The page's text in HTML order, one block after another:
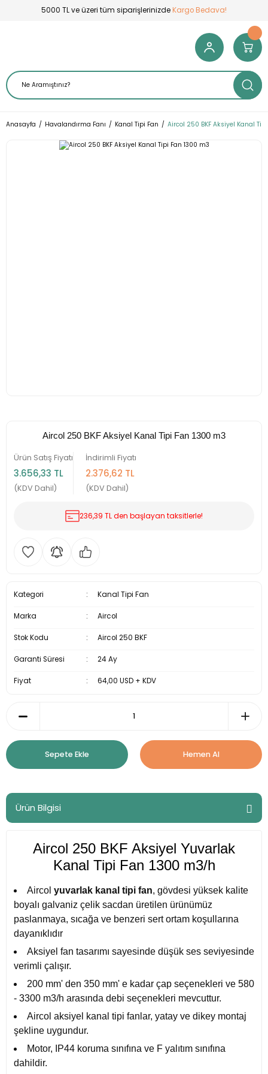
5000 TL ve üzeri tüm siparişlerinizde Kargo Bedava!
Anasayfa Havalandırma Fanı Kanal Tipi Fan Aircol 250 BKF Aksiyel Kanal
Aircol 250 BKF Aksiyel Kanal Tipi Fan 1300 m3
İndirimli Fiyatı
2.376,62 TL
(KDV Dahil)
Ürün Satış Fiyatı
3.656,33 TL
(KDV Dahil)
236,39 TL den başlayan taksitlerle!
Kategori Kanal Tipi Fan
Marka Aircol
Stok Kodu Aircol 250 BKF
Garanti Süresi 24 Ay
Fiyat 64,00 USD + KDV
Sepete Ekle Hemen Al
Ürün Bilgisi
Aircol 250 BKF Aksiyel Yuvarlak
Kanal Tipi Fan 1300 m3/h
Aircol yuvarlak kanal tipi fan, gövdesi yüksek kalite
boyalı galvaniz çelik sacdan üretilen ürünümüz
paslanmaya, sıcağa ve benzeri sert ortam koşullarına
dayanıklıdır
Aksiyel fan tasarımı sayesinde düşük ses seviyesinde
verimli çalışır.
200 mm' den 350 mm' e kadar çap seçenekleri ve 580
- 3300 m3/h arasında debi seçenekleri mevcuttur.
Aircol aksiyel kanal tipi fanlar, yatay ve dikey montaj
şekline uygundur.
Motor, IP44 koruma sınıfına ve F yalıtım sınıfına
dahildir.